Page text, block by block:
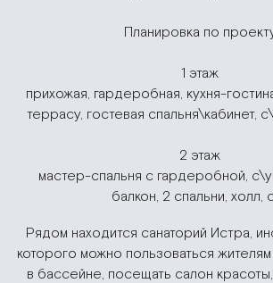
Планировка по
1 этаж
прихожая, гардеробная, кухня-
террасу, гостевая спальня\кабинет,
2 этаж
мастер-спальня с гардеробной,
балкон, 2 спальни, холл,
Рядом находится санаторий Истра,
которого можно пользоваться жителям
в бассейне, посещать салон